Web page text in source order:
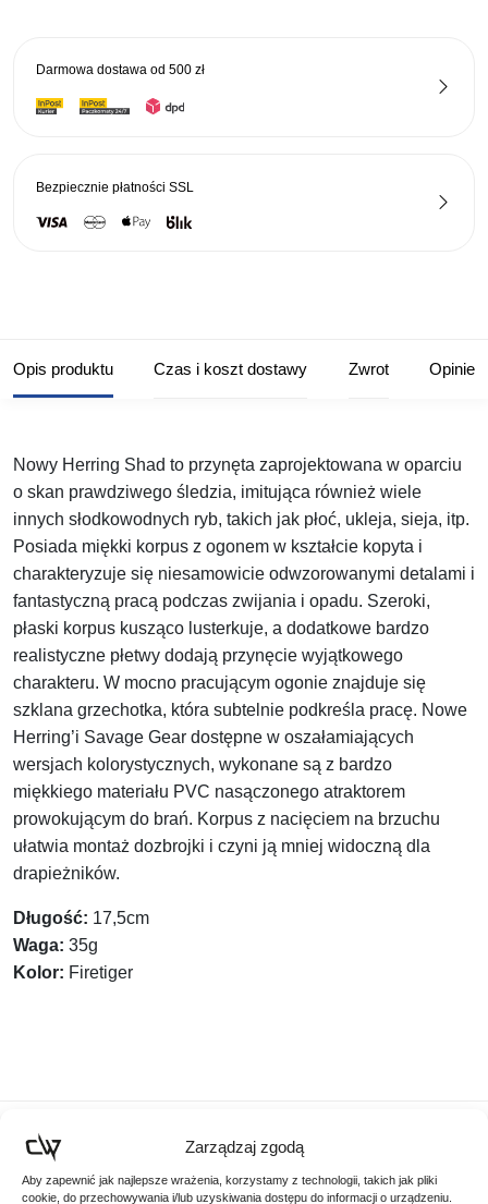
Zarządzaj zgodą
Aby zapewnić jak najlepsze wrażenia, korzystamy z technologii, takich jak pliki
cookie, do przechowywania i/lub uzyskiwania dostępu do informacji o urządzeniu.
17.5cm
Darmowa dostawa od 500 zł
Bezpiecznie płatności SSL
Opis produktu Czas i koszt dostawy Zwrot Opinie
Nowy Herring Shad to przynęta zaprojektowana w oparciu
o skan prawdziwego śledzia, imitująca również wiele
innych słodkowodnych ryb, takich jak płoć, ukleja, sieja, itp.
Posiada miękki korpus z ogonem w kształcie kopyta i
charakteryzuje się niesamowicie odwzorowanymi detalami i
fantastyczną pracą podczas zwijania i opadu. Szeroki,
płaski korpus kusząco lusterkuje, a dodatkowe bardzo
realistyczne płetwy dodają przynęcie wyjątkowego
charakteru. W mocno pracującym ogonie znajduje się
szklana grzechotka, która subtelnie podkreśla pracę. Nowe
Herring’i Savage Gear dostępne w oszałamiających
wersjach kolorystycznych, wykonane są z bardzo
miękkiego materiału PVC nasączonego atraktorem
prowokującym do brań. Korpus z nacięciem na brzuchu
ułatwia montaż dozbrojki i czyni ją mniej widoczną dla
drapieżników.
Długość: 17,5cm
Waga: 35g
Kolor: Firetiger
Podobne produkty